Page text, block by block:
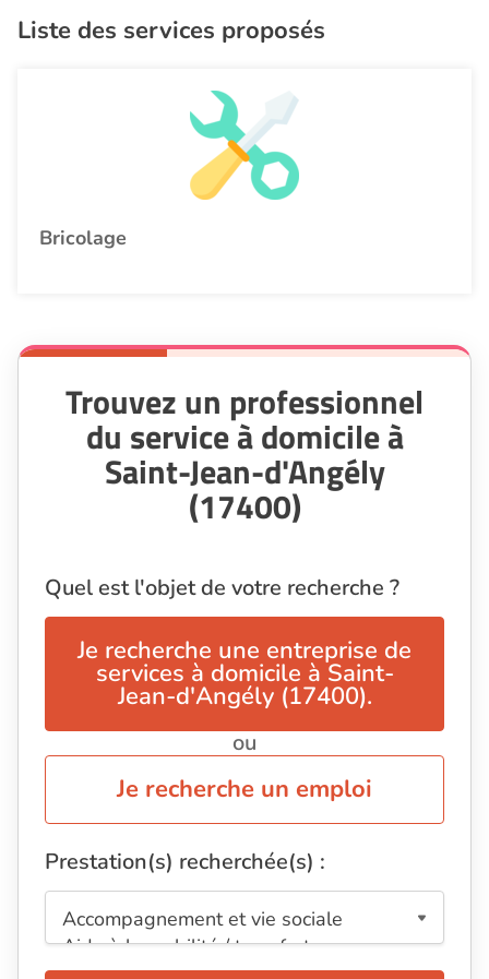
Liste des services proposés
Bricolage
Trouvez un professionnel
du service à domicile à
Saint-Jean-d'Angély
(17400)
Quel est l'objet de votre recherche ?
Je recherche une entreprise de
services à domicile à Saint-
Jean-d'Angély (17400).
ou
Je recherche un emploi
Prestation(s) recherchée(s) :